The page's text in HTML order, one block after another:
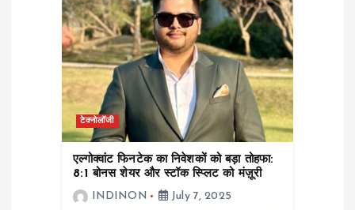
टेक्नोलॉजी
एल्गोक्वांट फिनटेक का निवेशकों को बड़ा तोहफा:
8:1 बोनस शेयर और स्टॉक स्प्लिट को मंज़ूरी
INDINON
July 7, 2025